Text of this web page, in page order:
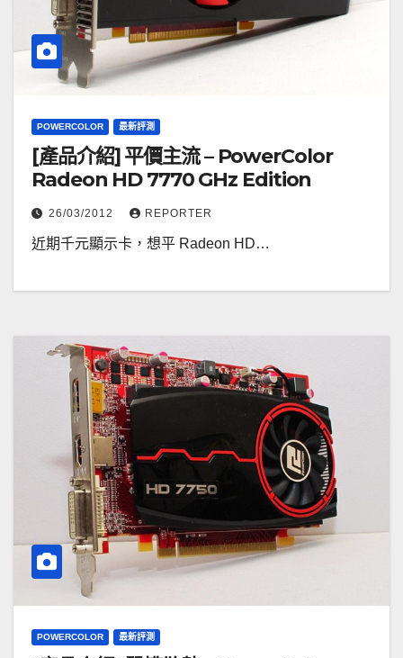
POWERCOLOR 最新評測
[產品介紹] 平價主流 – PowerColor
Radeon HD 7770 GHz Edition
26/03/2012 REPORTER
近期千元顯示卡，想平 Radeon HD…
POWERCOLOR 最新評測